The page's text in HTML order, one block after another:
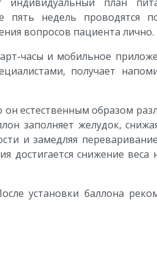
пять недель проводятся
вопросов пациента лично.
часы и мобильное
получает
естественным образом
заполняет желудок,
и замедляя
достигается снижение веса
установки баллона